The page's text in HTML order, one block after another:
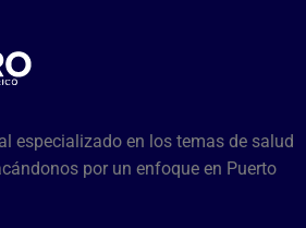
especializado en los temas de salud
por un enfoque en Puerto